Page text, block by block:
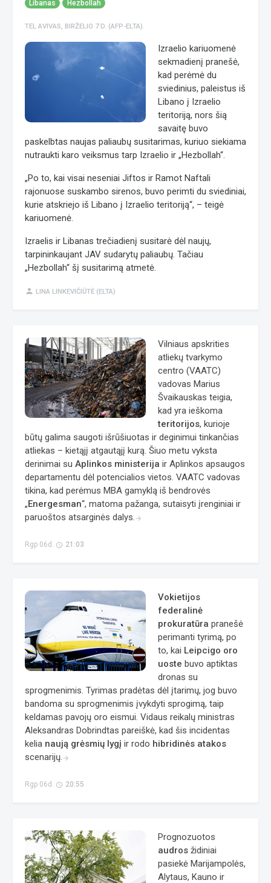
Libanas
Hezbollah
TEL AVIVAS, BIRŽELIO 7 D. (AFP-ELTA).
Izraelio kariuomenė
sekmadienį pranešė,
kad perėmė du
sviedinius, paleistus iš
Libano į Izraelio
teritoriją, nors šią
savaitę buvo
paskelbtas naujas paliaubų susitarimas, kuriuo siekiama
nutraukti karo veiksmus tarp Izraelio ir „Hezbollah“.
„Po to, kai visai neseniai Jiftos ir Ramot Naftali
rajonuose suskambo sirenos, buvo perimti du sviediniai,
kurie atskriejo iš Libano į Izraelio teritoriją“, – teigė
kariuomenė.
Izraelis ir Libanas trečiadienį susitarė dėl naujų,
tarpininkaujant JAV sudarytų paliaubų. Tačiau
„Hezbollah“ šį susitarimą atmetė.
person LINA LINKEVIČIŪTĖ (ELTA)
Vilniaus apskrities
atliekų tvarkymo
centro (VAATC)
vadovas Marius
Švaikauskas teigia,
kad yra ieškoma
teritorijos, kurioje
būtų galima saugoti išrūšiuotas ir deginimui tinkančias
atliekas – kietąjį atgautąjį kurą. Šiuo metu vyksta
derinimai su Aplinkos ministerija ir Aplinkos apsaugos
departamentu dėl potencialios vietos. VAATC vadovas
tikina, kad perėmus MBA gamyklą iš bendrovės
„Energesman“, matoma pažanga, sutaisyti įrenginiai ir
paruoštos atsarginės dalys. arrow_forward
Rgp 06d. access_time 21:03
Vokietijos
federalinė
prokuratūra pranešė
perimanti tyrimą, po
to, kai Leipcigo oro
uoste buvo aptiktas
dronas su
sprogmenimis. Tyrimas pradėtas dėl įtarimų, jog buvo
bandoma su sprogmenimis įvykdyti sprogimą, taip
keldamas pavojų oro eismui. Vidaus reikalų ministras
Aleksandras Dobrindtas pareiškė, kad šis incidentas
kelia naują grėsmių lygį ir rodo hibridinės atakos
scenarijų. arrow_forward
Rgp 06d. access_time 20:55
Prognozuotos
audros židiniai
pasiekė Marijampolės,
Alytaus, Kauno ir